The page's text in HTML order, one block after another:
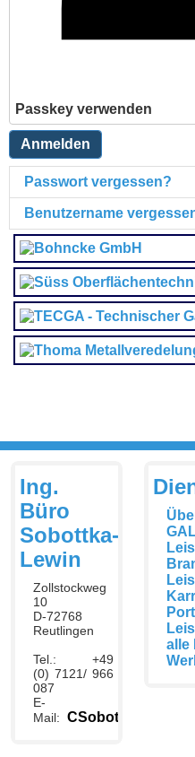
Passkey verwenden
Anmelden
Passwort vergessen?
Benutzername
Ing.
Büro
Sobottka-
Lewin
Zollstockweg
10
D-72768
Reutlingen
Tel.: +49
(0) 7121/ 966
087
E-
Mail:
alle